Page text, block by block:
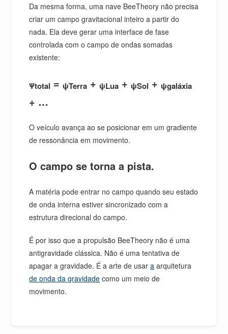
Da mesma forma, uma nave BeeTheory não precisa
criar um campo gravitacional inteiro a partir do
nada. Ela deve gerar uma interface de fase
controlada com o campo de ondas somadas
existente:
Ψtotal = ψTerra + ψLua + ψSol + ψgaláxia
+ …
O veículo avança ao se posicionar em um gradiente
de ressonância em movimento.
O campo se torna a pista.
A matéria pode entrar no campo quando seu estado
de onda interna estiver sincronizado com a
estrutura direcional do campo.
É por isso que a propulsão BeeTheory não é uma
antigravidade clássica. Não é uma tentativa de
apagar a gravidade. É a arte de usara arquitetura
de onda da gravidade como um meio de
movimento.